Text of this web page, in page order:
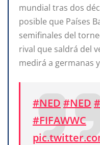
mundial tras dos
posible que Países
semifinales del
rival que saldrá del
medirá a germanas
#NED #NED
#FIFAWWC